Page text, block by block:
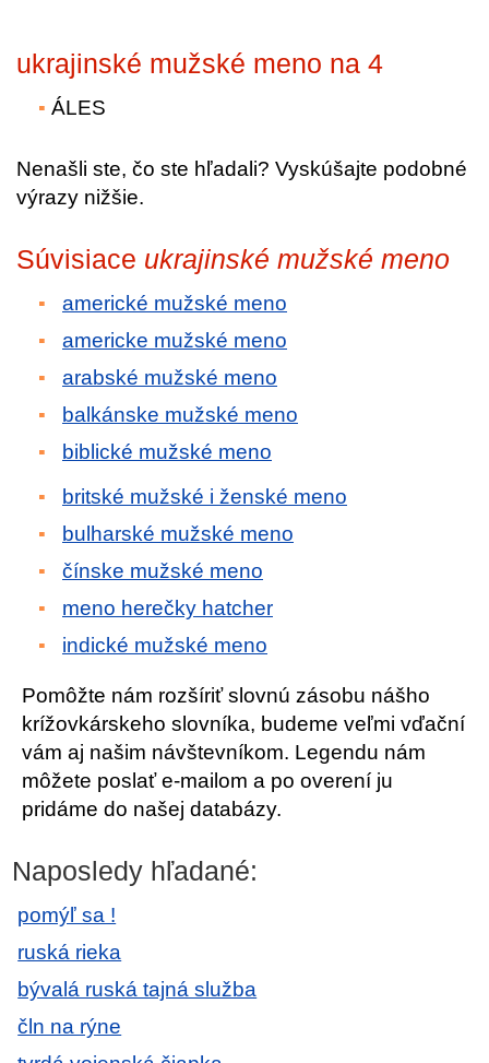
ukrajinské mužské meno na 4
ÁLES
Nenašli ste, čo ste hľadali? Vyskúšajte podobné
výrazy nižšie.
Súvisiace ukrajinské mužské meno
americké mužské meno
americke mužské meno
arabské mužské meno
balkánske mužské meno
biblické mužské meno
britské mužské i ženské meno
bulharské mužské meno
čínske mužské meno
meno herečky hatcher
indické mužské meno
Pomôžte nám rozšíriť slovnú zásobu nášho
krížovkárskeho slovníka, budeme veľmi vďační
vám aj našim návštevníkom. Legendu nám
môžete poslať e-mailom a po overení ju
pridáme do našej databázy.
Naposledy hľadané:
pomýľ sa !
ruská rieka
bývalá ruská tajná služba
čln na rýne